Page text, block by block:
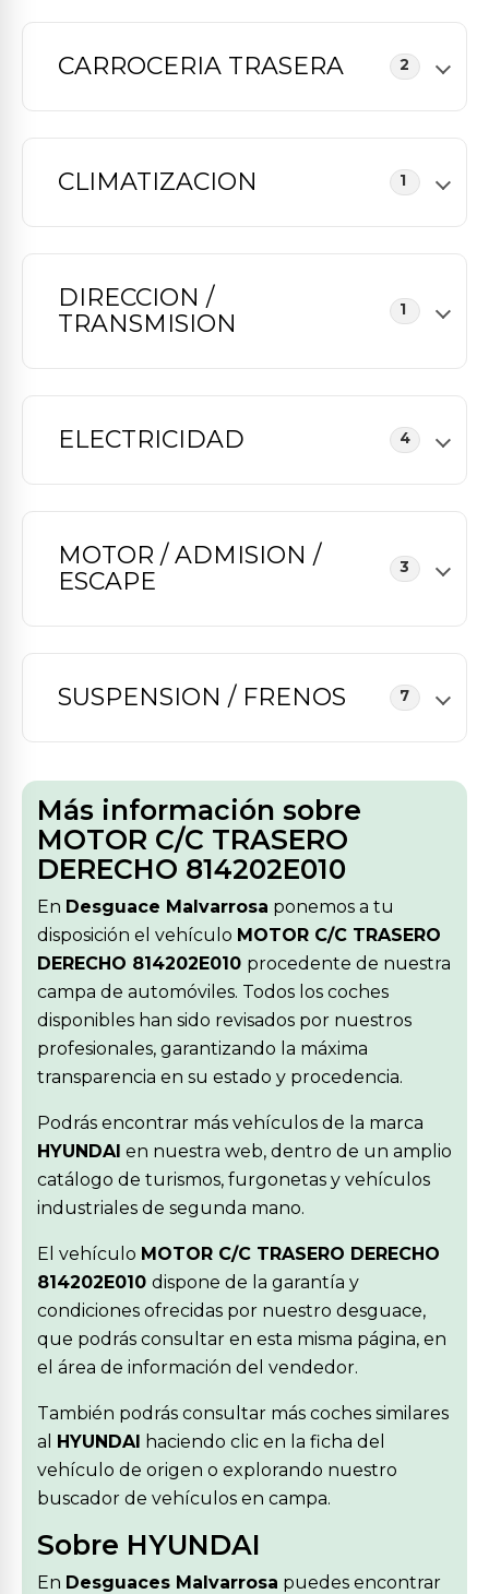
CARROCERIA TRASERA 2
CLIMATIZACION 1
DIRECCION /
TRANSMISION
1
ELECTRICIDAD 4
MOTOR / ADMISION /
ESCAPE
3
SUSPENSION / FRENOS 7
Más información sobre
MOTOR C/C TRASERO
DERECHO 814202E010
En Desguace Malvarrosa ponemos a tu
disposición el vehículo MOTOR C/C TRASERO
DERECHO 814202E010 procedente de nuestra
campa de automóviles. Todos los coches
disponibles han sido revisados por nuestros
profesionales, garantizando la máxima
transparencia en su estado y procedencia.
Podrás encontrar más vehículos de la marca
HYUNDAI en nuestra web, dentro de un amplio
catálogo de turismos, furgonetas y vehículos
industriales de segunda mano.
El vehículo MOTOR C/C TRASERO DERECHO
814202E010 dispone de la garantía y
condiciones ofrecidas por nuestro desguace,
que podrás consultar en esta misma página, en
el área de información del vendedor.
También podrás consultar más coches similares
al HYUNDAI haciendo clic en la ficha del
vehículo de origen o explorando nuestro
buscador de vehículos en campa.
Sobre HYUNDAI
En Desguaces Malvarrosa puedes encontrar